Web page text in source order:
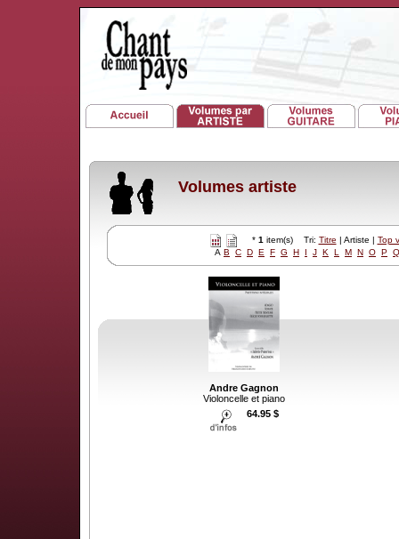
Volumes artiste
* 1 item(s) Tri: Titre | Artiste | Top
A B C D E F G H I J K L M N O P Q
Andre Gagnon
Violoncelle et piano
64.95 $